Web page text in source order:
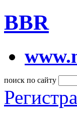
BBR
поиск по сайту